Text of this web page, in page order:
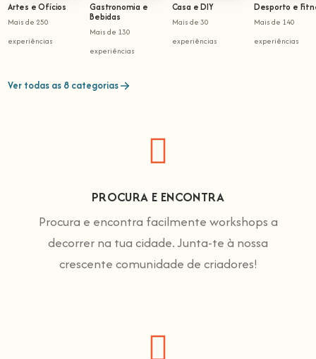
Artes e Ofícios
Mais de 250
experiências
Gastronomia e
Bebidas
Mais de 130
experiências
Casa e DIY
Mais de 30
experiências
Desporto e
Mais de 140
experiências
Ver todas as 8 categorias
PROCURA E ENCONTRA
Procura e encontra facilmente workshops a
decorrer na tua cidade. Junta-te à nossa
crescente comunidade de criadores!